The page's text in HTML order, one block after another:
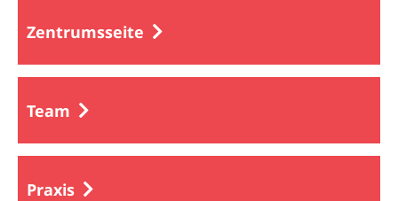
Zentrumsseite
Team
Praxis